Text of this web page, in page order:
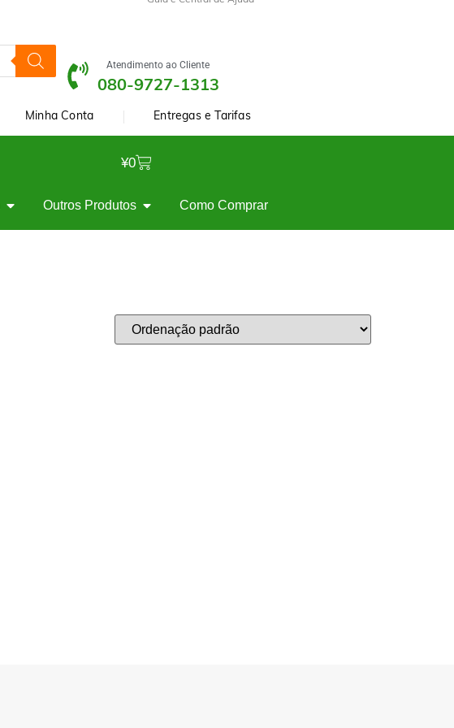
Atendimento ao Cliente
080-9727-1313
Minha Conta Entregas e Tarifas
¥0
Outros Produtos Como Comprar